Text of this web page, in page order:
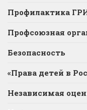
Профилактика
Профсоюзная
Безопасность
«Права детей в
Независимая